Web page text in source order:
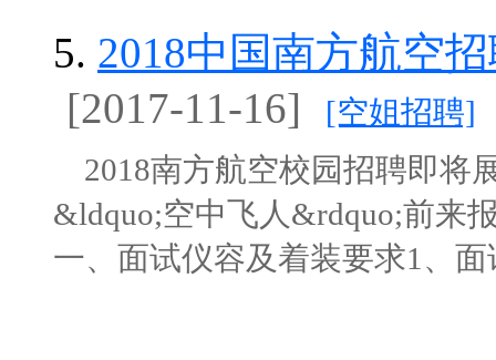
5. 2018中国南方航空
[2017-11-16]
[空姐招聘]
2018南方航空校园招聘即将
&ldquo;空中飞人&rdquo;前来
一、面试仪容及着装要求1、